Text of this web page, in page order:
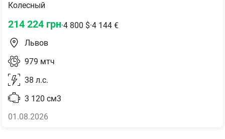
Колесный
214 224 грн·4 800 $·4 144 €
Львов
979 мтч
38 л.с.
3 120 см3
01.08.2026